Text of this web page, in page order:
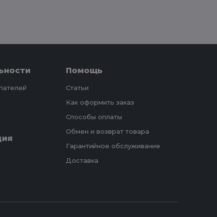
Помощь
Статьи
Как оформить заказ
Способы оплаты
Обмен и возврат товара
Гарантийное обслуживание
Доставка